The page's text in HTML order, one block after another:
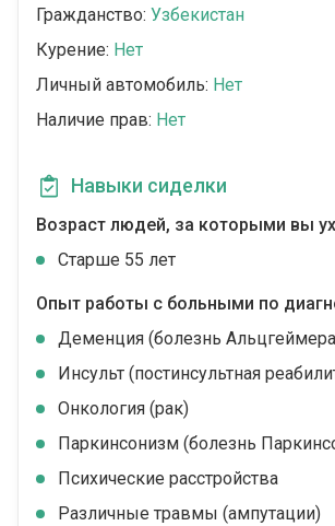
Гражданство: Узбекистан
Курение: Нет
Личный автомобиль: Нет
Наличие прав: Нет
Навыки сиделки
Возраст людей, за которыми вы
Cтарше 55 лет
Опыт работы с больными по
Деменция (болезнь
Инсульт (постинсультная
Онкология (рак)
Паркинсонизм (болезнь
Психические расстройства
Различные травмы (ампутации)